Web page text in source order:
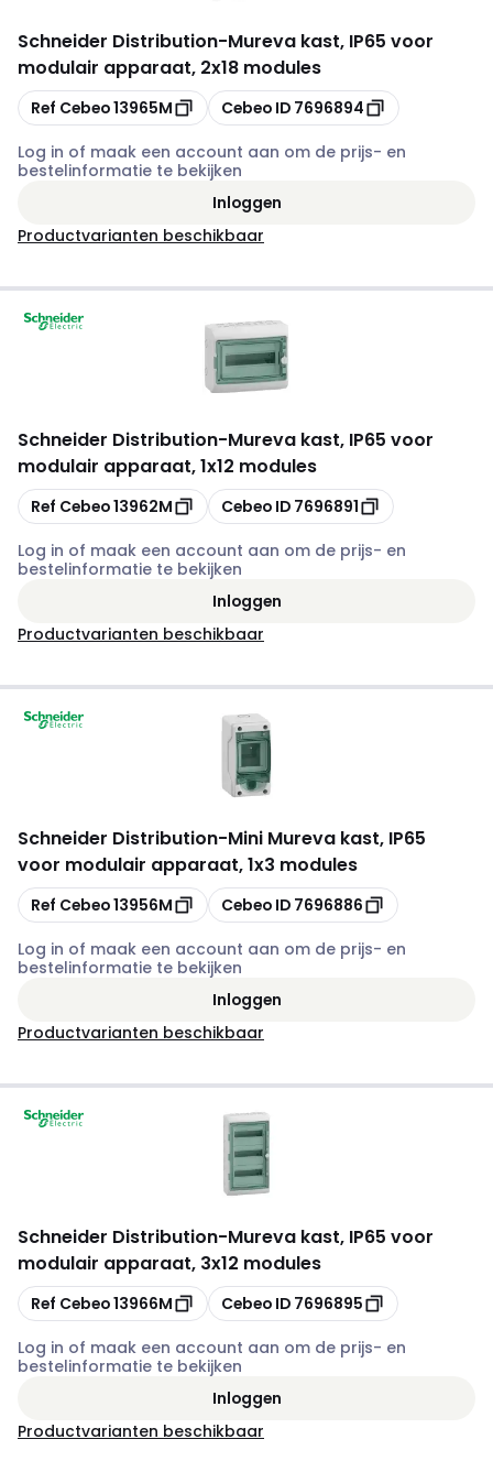
Schneider Distribution-Mureva kast, IP65 voor
modulair apparaat, 2x18 modules
Kopiëren
Ref Cebeo13965M Kopiëren
Cebeo ID 7696894
Log in of maak een account aan om de prijs- en
bestelinformatie te bekijken
Inloggen
Productvarianten beschikbaar
Schneider Distribution-Mureva kast, IP65 voor
modulair apparaat, 1x12 modules
Kopiëren
Ref Cebeo13962M Kopiëren
Cebeo ID 7696891
Log in of maak een account aan om de prijs- en
bestelinformatie te bekijken
Inloggen
Productvarianten beschikbaar
Schneider Distribution-Mini Mureva kast, IP65
voor modulair apparaat, 1x3 modules
Kopiëren
Ref Cebeo13956M Kopiëren
Cebeo ID 7696886
Log in of maak een account aan om de prijs- en
bestelinformatie te bekijken
Inloggen
Productvarianten beschikbaar
Schneider Distribution-Mureva kast, IP65 voor
modulair apparaat, 3x12 modules
Kopiëren
Ref Cebeo13966M Kopiëren
Cebeo ID 7696895
Log in of maak een account aan om de prijs- en
bestelinformatie te bekijken
Inloggen
Productvarianten beschikbaar